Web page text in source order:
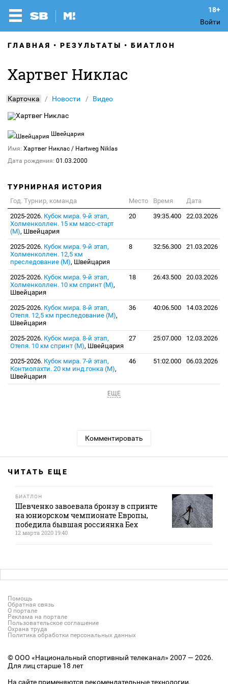
Войти
ГЛАВНАЯ РЕЗУЛЬТАТЫ БИАТЛОН
Хартвег Никлас
Карточка Новости Видео
Швейцария
Имя: Хартвег Никлас / Hartweg Niklas
Дата рождения: 01.03.2000
ТУРНИРНАЯ ИСТОРИЯ
Год. Турнир, команда Место Время
Дата
2025-2026. Кубок мира. 9-й этап,
Холменколлен. 15 км масс-старт
(М), Швейцария
20 39:35.400 22.03.2026
2025-2026. Кубок мира. 9-й этап,
Холменколлен. 12,5 км
преследование (М), Швейцария
8 32:56.300 21.03.2026
2025-2026. Кубок мира. 9-й этап,
Холменколлен. 10 км спринт (М),
Швейцария
18 26:43.500 20.03.2026
2025-2026. Кубок мира. 8-й этап,
Отепя. 12,5 км преследование (М),
Швейцария
36 40:06.500 14.03.2026
2025-2026. Кубок мира. 8-й этап,
Отепя. 10 км спринт (М), Швейцария
27 25:07.000 12.03.2026
2025-2026. Кубок мира. 7-й этап,
Контиолахти. 20 км инд.гонка (М),
Швейцария
46 51:02.000 06.03.2026
ЕЩЕ
Комментировать
ЧИТАТЬ ЕЩЕ
БИАТЛОН
Шевченко завоевала бронзу в спринте
на юниорском чемпионате Европы,
победила бывшая россиянка Бех
12 марта 2020 19:40
Помощь
Обратная связь
О портале
Реклама на портале
Пользовательское соглашение
Охрана труда
Политика обработки персональных данных
© ООО «Национальный спортивный телеканал» 2007 — 2026.
Для лиц старше 18 лет
На сайте применяются рекомендательные технологии.